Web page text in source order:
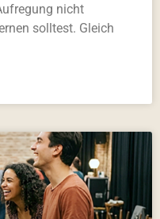
nicht
solltest. Gleich